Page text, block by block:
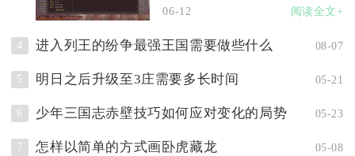
06-12
阅读全文+
4 进入列王的纷争最强王国需要做些什么 08-07
5 明日之后升级至3庄需要多长时间 05-21
6 少年三国志赤壁技巧如何应对变化的局势 05-23
7 怎样以简单的方式画卧虎藏龙 05-08